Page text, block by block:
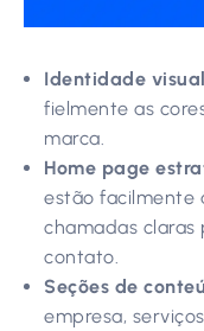
Identidade
fielmente as
marca.
Home page
estão facilmente
chamadas claras
contato.
Seções de
empresa,